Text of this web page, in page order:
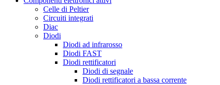
Celle di Peltier
Circuiti integrati
Diac
Diodi
Diodi ad infrarosso
Diodi FAST
Diodi rettificatori
Diodi di segnale
Diodi rettificatori a bassa corrente